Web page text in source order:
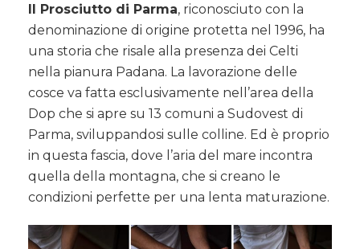
Il Prosciutto di Parma, riconosciuto con la
denominazione di origine protetta nel 1996, ha
una storia che risale alla presenza dei Celti
nella pianura Padana. La lavorazione delle
cosce va fatta esclusivamente nell’area della
Dop che si apre su 13 comuni a Sudovest di
Parma, sviluppandosi sulle colline. Ed è proprio
in questa fascia, dove l’aria del mare incontra
quella della montagna, che si creano le
condizioni perfette per una lenta maturazione.